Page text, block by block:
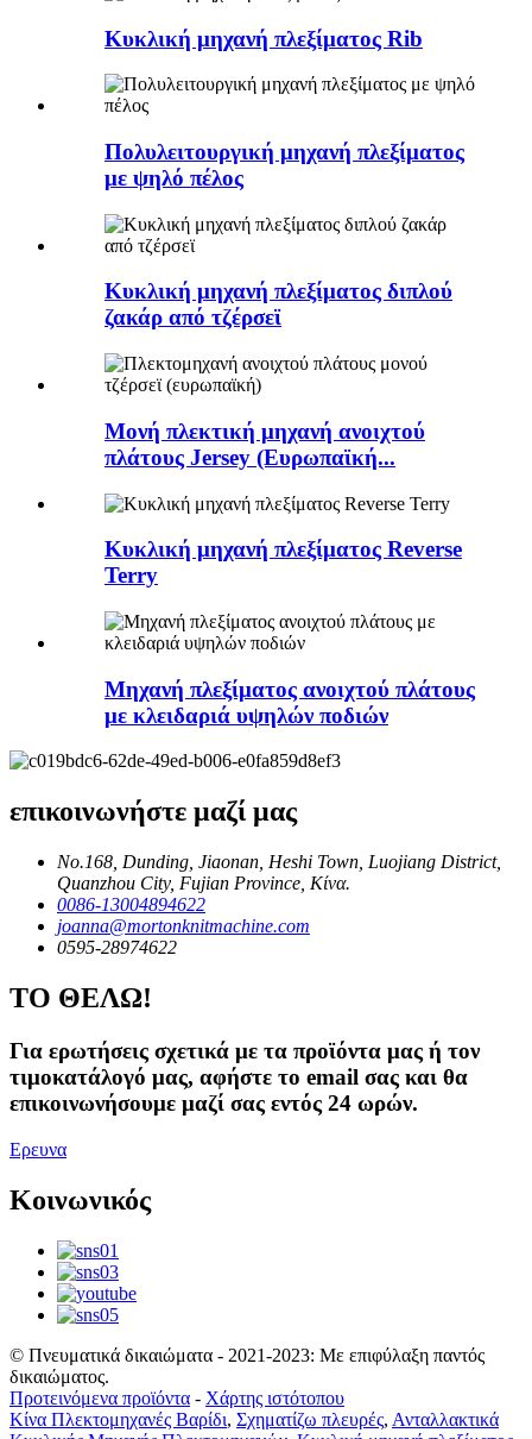
Κυκλική μηχανή πλεξίματος Rib
Πολυλειτουργική μηχανή πλεξίματος
με ψηλό πέλος
Κυκλική μηχανή πλεξίματος διπλού
ζακάρ από τζέρσεϊ
Μονή πλεκτική μηχανή ανοιχτού
πλάτους Jersey (Ευρωπαϊκή...
Κυκλική μηχανή πλεξίματος Reverse
Terry
Μηχανή πλεξίματος ανοιχτού πλάτους
με κλειδαριά υψηλών ποδιών
επικοινωνήστε μαζί μας
No.168, Dunding, Jiaonan, Heshi Town, Luojiang District,
Quanzhou City, Fujian Province, Κίνα.
0086-13004894622
joanna@mortonknitmachine.com
0595-28974622
ΤΟ ΘΕΛΩ!
Για ερωτήσεις σχετικά με τα προϊόντα μας ή τον
τιμοκατάλογό μας, αφήστε το email σας και θα
επικοινωνήσουμε μαζί σας εντός 24 ωρών.
Ερευνα
Κοινωνικός
© Πνευματικά δικαιώματα - 2021-2023: Με επιφύλαξη παντός
δικαιώματος.
Προτεινόμενα προϊόντα - Χάρτης ιστότοπου
Κίνα Πλεκτομηχανές Βαρίδι, Σχηματίζω πλευρές, Ανταλλακτικά